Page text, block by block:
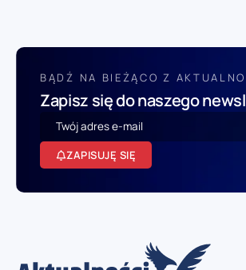
BĄDŹ NA BIEŻĄCO Z
Zapisz się do naszego
ZAPISUJĘ SIĘ